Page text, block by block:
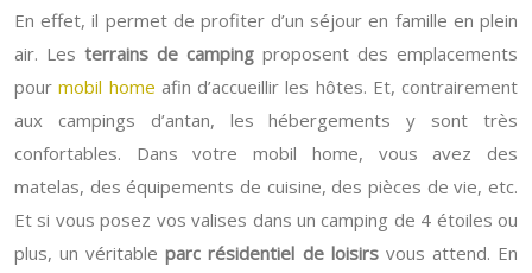
En effet, il permet de profiter d’un séjour en famille en plein
air. Les terrains de camping proposent des emplacements
pourmobil home afin d’accueillir les hôtes. Et, contrairement
aux campings d’antan, les hébergements y sont très
confortables. Dans votre mobil home, vous avez des
matelas, des équipements de cuisine, des pièces de vie, etc.
Et si vous posez vos valises dans un camping de 4 étoiles ou
plus, un véritableparc résidentiel de loisirsvous attend. En